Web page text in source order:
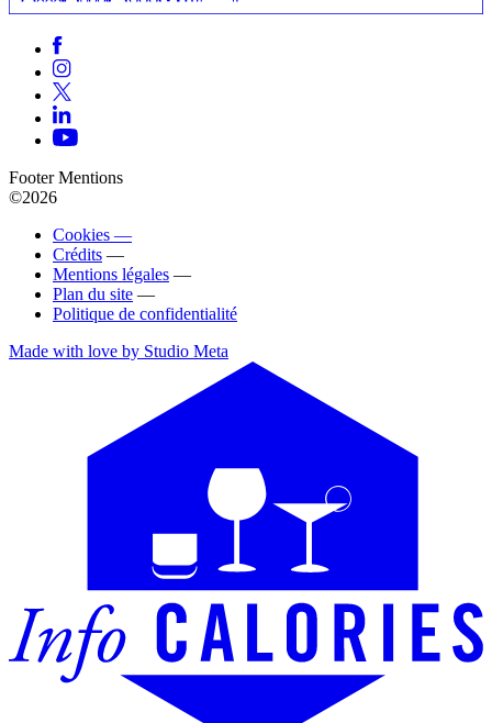
Footer Mentions
©2026
Cookies —
Crédits —
Mentions légales —
Plan du site —
Politique de confidentialité
Made with love by Studio Meta